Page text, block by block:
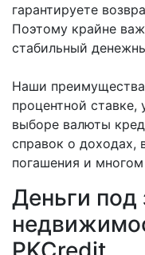
гарантируете
Поэтому крайне
стабильный
Наши
процентной ставке,
выборе валюты
справок о доходах,
погашения и
Деньги под